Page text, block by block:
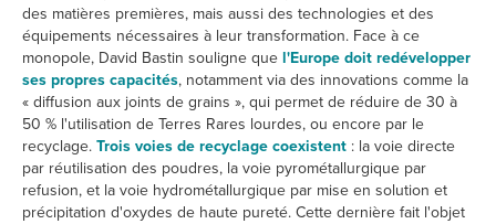
des matières premières, mais aussi des technologies et des
équipements nécessaires à leur transformation. Face à ce
monopole, David Bastin souligne que l'Europe doit redévelopper
ses propres capacités, notamment via des innovations comme la
« diffusion aux joints de grains », qui permet de réduire de 30 à
50 % l'utilisation de Terres Rares lourdes, ou encore par le
recyclage. Trois voies de recyclage coexistent : la voie directe
par réutilisation des poudres, la voie pyrométallurgique par
refusion, et la voie hydrométallurgique par mise en solution et
précipitation d'oxydes de haute pureté. Cette dernière fait l'objet